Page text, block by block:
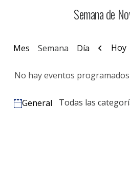
Semana de
Mes Semana Día Hoy
No hay eventos
Categorías
General Todas las